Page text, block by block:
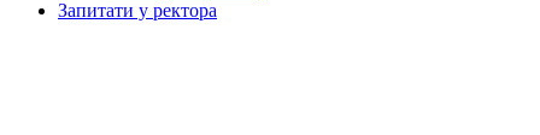
Запитати у ректора